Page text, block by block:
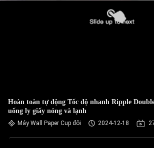
Hoàn toàn tự động Tốc độ nhanh Ripple
uống ly giấy nóng và lạnh
Máy Wall Paper Cup đôi 2024-12-18